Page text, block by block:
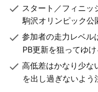
スタート／フィニッ
駒沢オリンピック公
参加者の走力レベル
PB更新を狙ってゆけ
高低差はかなり少な
を出し過ぎないよう